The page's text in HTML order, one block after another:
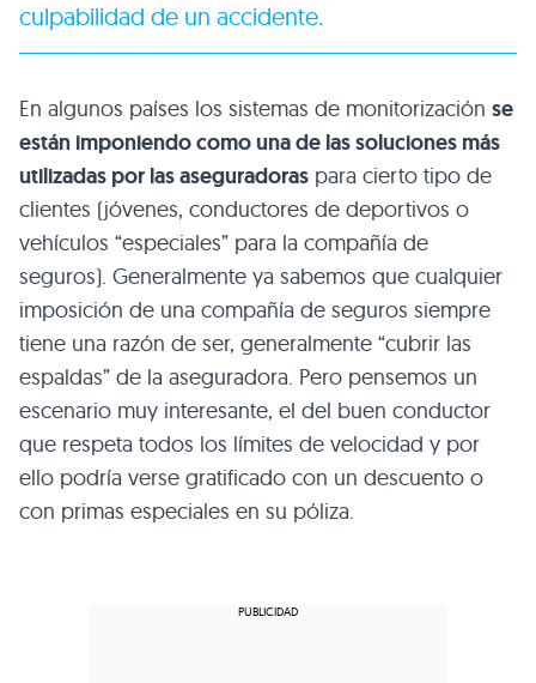
culpabilidad de un accidente.
En algunos países los sistemas de monitorización se
están imponiendo como una de las soluciones más
utilizadas por las aseguradoras para cierto tipo de
clientes (jóvenes, conductores de deportivos o
vehículos “especiales” para la compañía de
seguros). Generalmente ya sabemos que cualquier
imposición de una compañía de seguros siempre
tiene una razón de ser, generalmente “cubrir las
espaldas” de la aseguradora. Pero pensemos un
escenario muy interesante, el del buen conductor
que respeta todos los límites de velocidad y por
ello podría verse gratificado con un descuento o
con primas especiales en su póliza.